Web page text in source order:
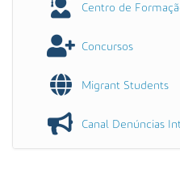
Centro de
Concursos
Migrant Students
Canal Denúncias